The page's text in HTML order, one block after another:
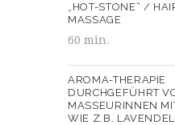
„HOT-STONE“ /
MASSAGE
60 min.
AROMA-THERAPIE
DURCHGEFÜHRT
MASSEURINNEN
WIE Z.B.